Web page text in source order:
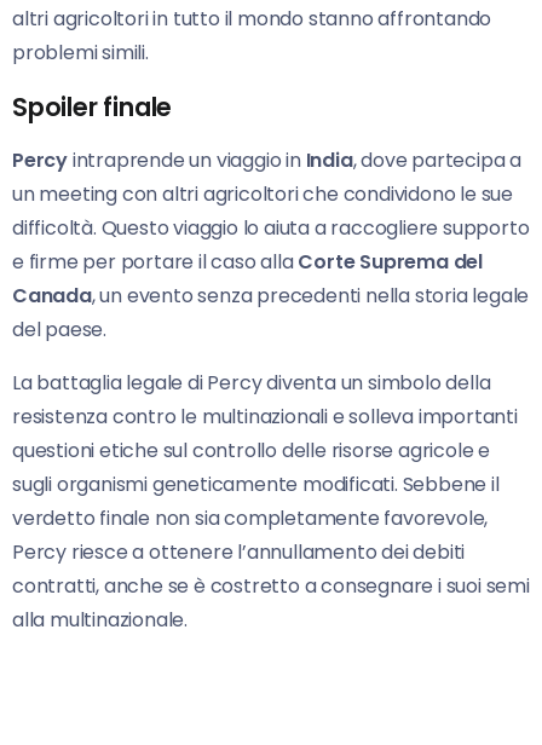
altri agricoltori in tutto il mondo stanno affrontando
problemi simili.
Spoiler finale
Percyintraprende un viaggio in India, dove partecipa a
un meeting con altri agricoltori che condividono le sue
difficoltà. Questo viaggio lo aiuta a raccogliere supporto
e firme per portare il caso allaCorte Suprema del
Canada, un evento senza precedenti nella storia legale
del paese.
La battaglia legale di Percy diventa un simbolo della
resistenza contro le multinazionali e solleva importanti
questioni etiche sul controllo delle risorse agricole e
sugli organismi geneticamente modificati. Sebbene il
verdetto finale non sia completamente favorevole,
Percy riesce a ottenere l’annullamento dei debiti
contratti, anche se è costretto a consegnare i suoi semi
alla multinazionale.